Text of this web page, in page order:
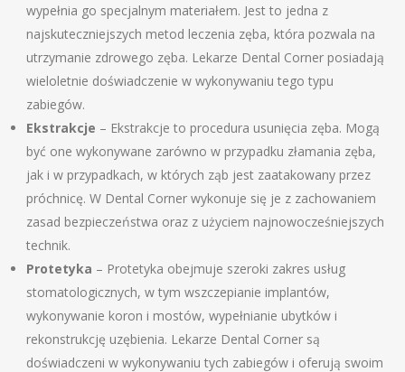
wypełnia go specjalnym materiałem. Jest to jedna z
najskuteczniejszych metod leczenia zęba, która pozwala na
utrzymanie zdrowego zęba. Lekarze Dental Corner posiadają
wieloletnie doświadczenie w wykonywaniu tego typu
zabiegów.
Ekstrakcje – Ekstrakcje to procedura usunięcia zęba. Mogą
być one wykonywane zarówno w przypadku złamania zęba,
jak i w przypadkach, w których ząb jest zaatakowany przez
próchnicę. W Dental Corner wykonuje się je z zachowaniem
zasad bezpieczeństwa oraz z użyciem najnowocześniejszych
technik.
Protetyka – Protetyka obejmuje szeroki zakres usług
stomatologicznych, w tym wszczepianie implantów,
wykonywanie koron i mostów, wypełnianie ubytków i
rekonstrukcję uzębienia. Lekarze Dental Corner są
doświadczeni w wykonywaniu tych zabiegów i oferują swoim